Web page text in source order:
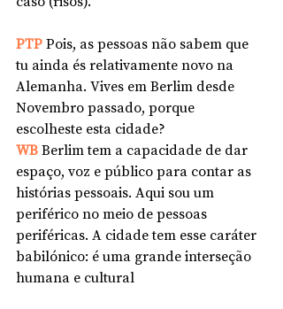
PTP Pois, as pessoas não sabem que
tu ainda és relativamente novo na
Alemanha. Vives em Berlim desde
Novembro passado, porque
escolheste esta cidade?
WB Berlim tem a capacidade de dar
espaço, voz e público para contar as
histórias pessoais. Aqui sou um
periférico no meio de pessoas
periféricas. A cidade tem esse caráter
babilónico: é uma grande interseção
humana e cultural